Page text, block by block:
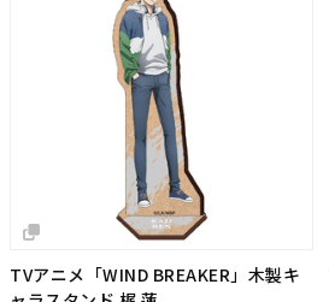
TVアニメ「WIND BREAKER」木製キ